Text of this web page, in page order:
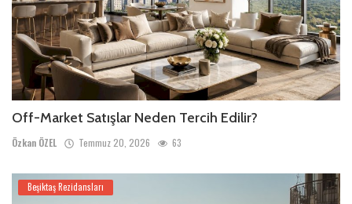
Off-Market Satışlar Neden Tercih Edilir?
Özkan ÖZEL Temmuz 20, 2026 63
Beşiktaş Rezidansları